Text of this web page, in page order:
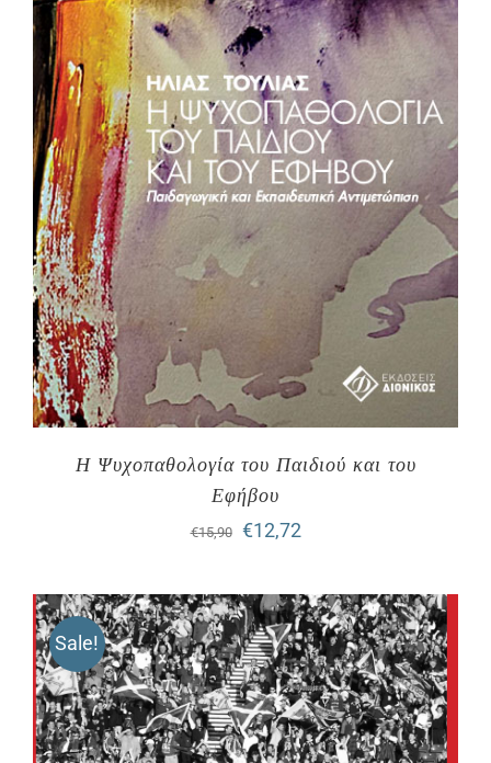
Η Ψυχοπαθολογία του Παιδιού και του
Εφήβου
€15,90
Original
was:
€15,90.
€12,72Η
τιμή
είναι:
€12,72.
Sale!